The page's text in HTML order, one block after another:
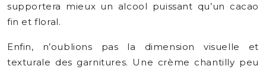
supportera mieux un alcool puissant qu’un cacao
fin et floral.
Enfin, n’oublions pas la dimension visuelle et
texturale des garnitures. Une crème chantilly peu